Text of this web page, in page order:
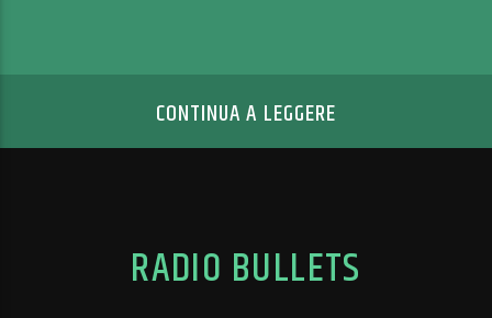
CONTINUA A LEGGERE
RADIO BULLETS